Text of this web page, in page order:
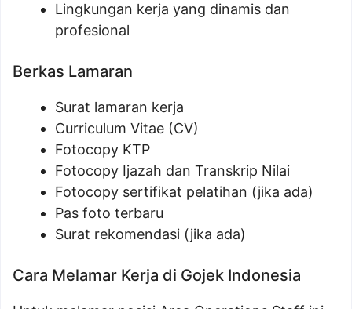
Lingkungan kerja yang dinamis dan
profesional
Berkas Lamaran
Surat lamaran kerja
Curriculum Vitae (CV)
Fotocopy KTP
Fotocopy Ijazah dan Transkrip Nilai
Fotocopy sertifikat pelatihan (jika ada)
Pas foto terbaru
Surat rekomendasi (jika ada)
Cara Melamar Kerja di Gojek Indonesia